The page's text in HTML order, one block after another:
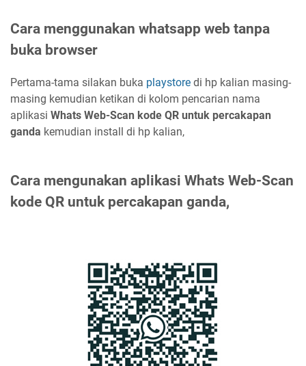
Cara menggunakan whatsapp web tanpa
buka browser
Pertama-tama silakan buka playstore di hp kalian masing-
masing kemudian ketikan di kolom pencarian nama
aplikasi Whats Web-Scan kode QR untuk percakapan
ganda kemudian install di hp kalian,
Cara mengunakan aplikasi Whats Web-Scan
kode QR untuk percakapan ganda,